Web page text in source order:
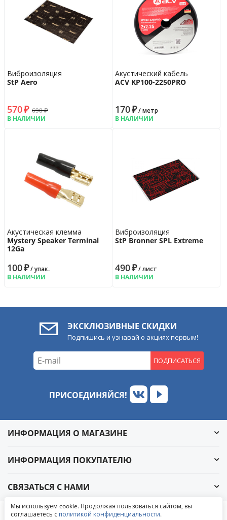
Виброизоляция
StP Aero
570₽ 690₽
В НАЛИЧИИ
Акустический кабель
ACV KP100-2250PRO
170₽/ метр
В НАЛИЧИИ
Акустическая клемма
Mystery Speaker Terminal
12Ga
100₽/ упак.
В НАЛИЧИИ
Виброизоляция
StP Bronner SPL Extreme
490₽/ лист
В НАЛИЧИИ
ЭКСКЛЮЗИВНЫЕ СКИДКИ
Подпишись и узнавай о акциях первым!
ПОДПИСАТЬСЯ
ПРИСОЕДИНЯЙСЯ!
ИНФОРМАЦИЯ О МАГАЗИНЕ
ИНФОРМАЦИЯ ПОКУПАТЕЛЮ
СВЯЗАТЬСЯ С НАМИ
© 2004-2026 «УралАвтоСаунд»
Написать в ВКонтакте
Написать в MAX
Мы используем cookie. Продолжая пользоваться сайтом, вы
соглашаетесь с политикой конфиденциальности.